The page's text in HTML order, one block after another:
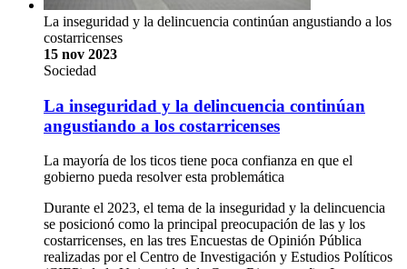
La inseguridad y la delincuencia continúan angustiando a los
costarricenses
15 nov 2023
Sociedad
La inseguridad y la delincuencia continúan
angustiando a los costarricenses
La mayoría de los ticos tiene poca confianza en que el
gobierno pueda resolver esta problemática
Durante el 2023, el tema de la inseguridad y la delincuencia
se posicionó como la principal preocupación de las y los
costarricenses, en las tres Encuestas de Opinión Pública
realizadas por el Centro de Investigación y Estudios Políticos